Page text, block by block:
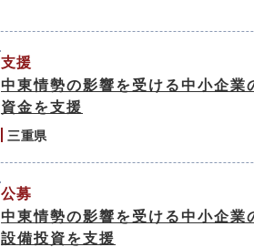
支援
中東情勢の影響を受ける中小企業
資金を支援
三重県
公募
中東情勢の影響を受ける中小企業
設備投資を支援